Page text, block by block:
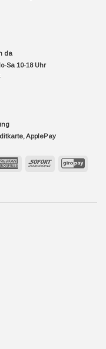
da
Sa 10-18 Uhr
ApplePay
AmericanSofort